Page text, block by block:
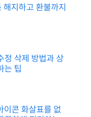
지하고 환불까지
정 삭제 방법과 상
는 팁
이콘 화살표를 없